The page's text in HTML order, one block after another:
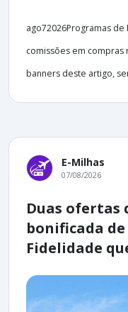
ago72026Programas
comissões em compras
banners deste artigo,
E-Milhas
07/08/2026
Duas ofertas
bonificada de
Fidelidade